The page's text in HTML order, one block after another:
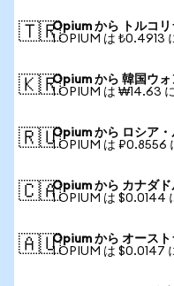
🇹🇷Opium から トルコリ
1 OPIUM は ₺0.4913
🇰🇷Opium から 韓国ウォ
1 OPIUM は ₩14.63
🇷🇺Opium から ロシア・
1 OPIUM は ₽0.8556
🇨🇦Opium から カナダド
1 OPIUM は $0.0144
🇦🇺Opium から オース
1 OPIUM は $0.0147